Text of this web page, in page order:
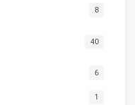
8
40
6
1